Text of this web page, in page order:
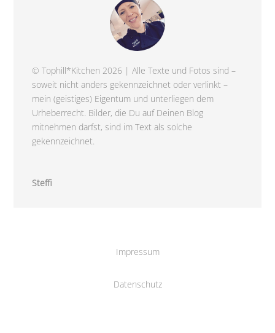
© Tophill*Kitchen 2026 | Alle Texte und Fotos sind –
soweit nicht anders gekennzeichnet oder verlinkt –
mein (geistiges) Eigentum und unterliegen dem
Urheberrecht. Bilder, die Du auf Deinen Blog
mitnehmen darfst, sind im Text als solche
gekennzeichnet.
Steffi
Impressum
Datenschutz